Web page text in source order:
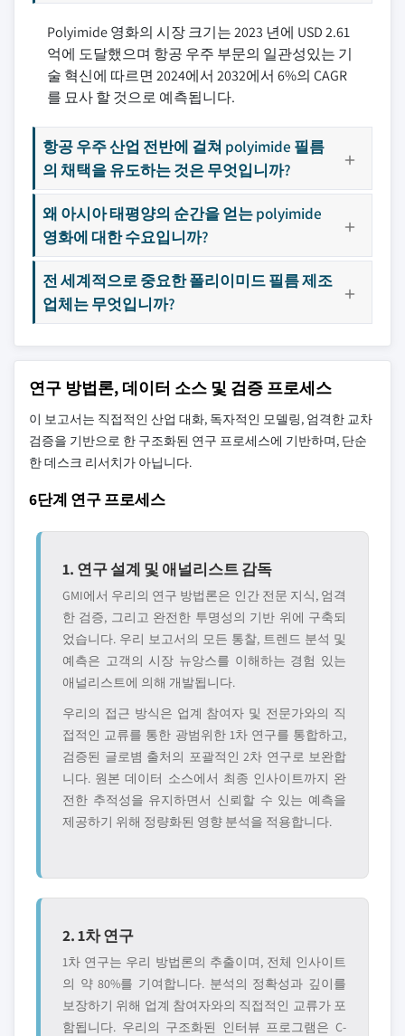
Polyimide 영화의 시장 크기는 2023 년에 USD 2.61
억에 도달했으며 항공 우주 부문의 일관성있는 기
술 혁신에 따르면 2024에서 2032에서 6%의 CAGR
를 묘사 할 것으로 예측됩니다.
항공 우주 산업 전반에 걸쳐 polyimide 필름
의 채택을 유도하는 것은 무엇입니까?
왜 아시아 태평양의 순간을 얻는 polyimide
영화에 대한 수요입니까?
전 세계적으로 중요한 폴리이미드 필름 제조
업체는 무엇입니까?
연구 방법론, 데이터 소스 및 검증 프로세스
이 보고서는 직접적인 산업 대화, 독자적인 모델링, 엄격한 교차
검증을 기반으로 한 구조화된 연구 프로세스에 기반하며, 단순
한 데스크 리서치가 아닙니다.
6단계 연구 프로세스
1. 연구 설계 및 애널리스트 감독
GMI에서 우리의 연구 방법론은 인간 전문 지식, 엄격
한 검증, 그리고 완전한 투명성의 기반 위에 구축되
었습니다. 우리 보고서의 모든 통찰, 트렌드 분석 및
예측은 고객의 시장 뉴앙스를 이해하는 경험 있는
애널리스트에 의해 개발됩니다.
우리의 접근 방식은 업계 참여자 및 전문가와의 직
접적인 교류를 통한 광범위한 1차 연구를 통합하고,
검증된 글로볌 출처의 포괄적인 2차 연구로 보완합
니다. 원본 데이터 소스에서 최종 인사이트까지 완
전한 추적성을 유지하면서 신뢰할 수 있는 예측을
제공하기 위해 정량화된 영향 분석을 적용합니다.
2. 1차 연구
1차 연구는 우리 방법론의 추출이며, 전체 인사이트
의 약 80%를 기여합니다. 분석의 정확성과 깊이를
보장하기 위해 업계 참여자와의 직접적인 교류가 포
함됩니다. 우리의 구조화된 인터뷰 프로그램은 C-